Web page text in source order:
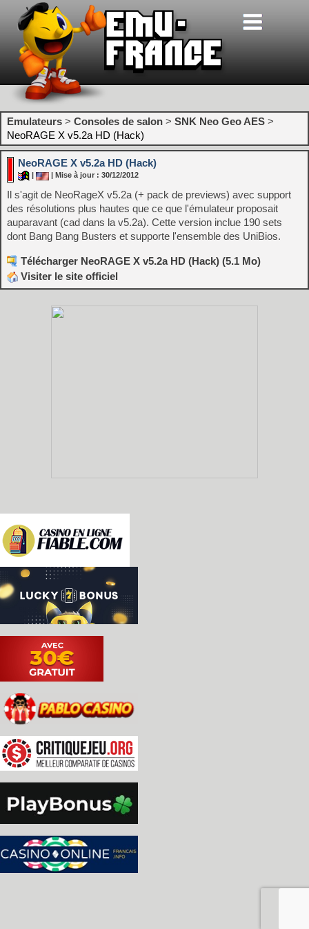
Emulateurs > Consoles de salon > SNK Neo Geo AES >
NeoRAGE X v5.2a HD (Hack)
NeoRAGE X v5.2a HD (Hack)
| Mise à jour : 30/12/2012
Il s'agit de NeoRageX v5.2a (+ pack de previews) avec support
des résolutions plus hautes que ce que l'émulateur proposait
auparavant (cad dans la v5.2a). Cette version inclue 190 sets
dont Bang Bang Busters et supporte l'ensemble des UniBios.
Télécharger NeoRAGE X v5.2a HD (Hack) (5.1 Mo)
Visiter le site officiel